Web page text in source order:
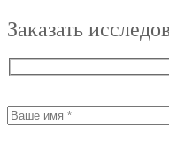
Заказать